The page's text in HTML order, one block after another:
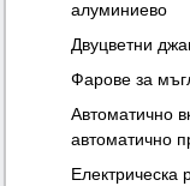
алуминиево
Двуцветни
Фарове за
Автоматично
автоматично
Електрическа